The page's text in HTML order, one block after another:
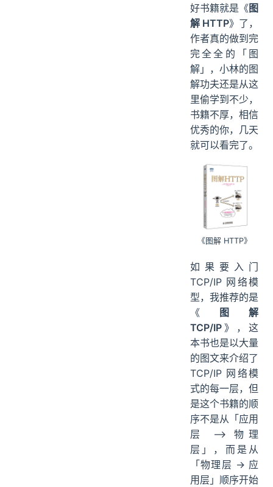
好书籍就是《图
解 HTTP》了，
作者真的做到完
完全全的「图
解」，小林的图
解功夫还是从这
里偷学到不少，
书籍不厚，相信
优秀的你，几天
就可以看完了。
《图解 HTTP》
如果要入门
TCP/IP 网络模
型，我推荐的是
《
图解
TCP/IP 》，这
本书也是以大量
的图文来介绍了
TCP/IP 网络模
式的每一层，但
是这个书籍的顺
序不是从「应用
层 —> 物理
层」，而是从
「物理层 -> 应
用层」顺序开始